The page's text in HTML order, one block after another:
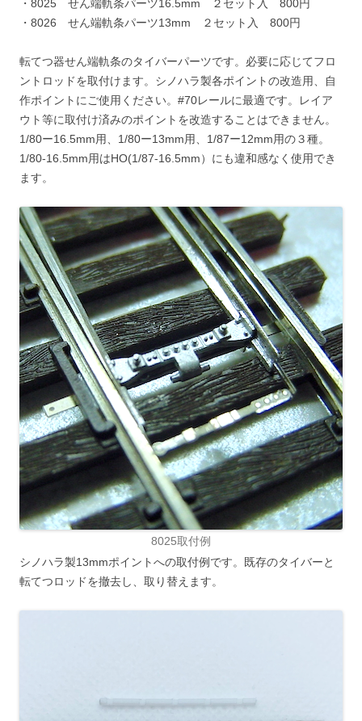
・8025 せん端軌条パーツ16.5mm ２セット入 800円
・8026 せん端軌条パーツ13mm ２セット入 800円
転てつ器せん端軌条のタイバーパーツです。必要に応じてフロ
ントロッドを取付けます。シノハラ製各ポイントの改造用、自
作ポイントにご使用ください。#70レールに最適です。レイア
ウト等に取付け済みのポイントを改造することはできません。
1/80ー16.5mm用、1/80ー13mm用、1/87ー12mm用の３種。
1/80-16.5mm用はHO(1/87-16.5mm）にも違和感なく使用でき
ます。
8025取付例
シノハラ製13mmポイントへの取付例です。既存のタイバーと
転てつロッドを撤去し、取り替えます。